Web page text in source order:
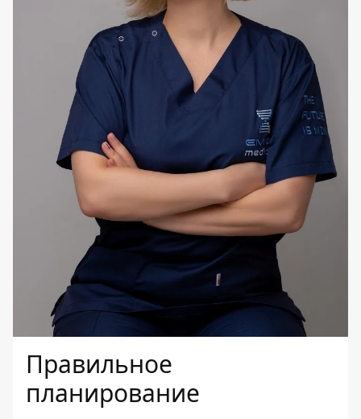
Правильное
планирование